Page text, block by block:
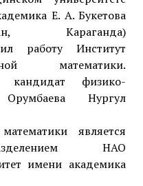
Е. А. Букетова
Караганда)
работу Институт
математики.
кандидат физико-
Нургул
является
НАО
имени академика